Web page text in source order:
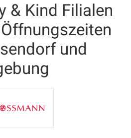
& Kind Filialen
und